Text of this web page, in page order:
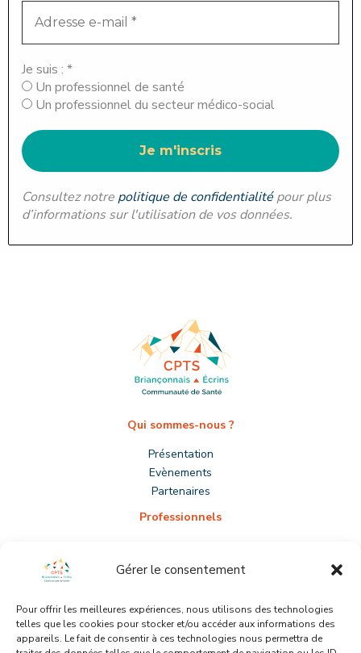
Gérer le consentement
Pour offrir les meilleures expériences, nous utilisons des technologies
telles que les cookies pour stocker et/ou accéder aux informations des
appareils. Le fait de consentir à ces technologies nous permettra de
Je suis : *
Un professionnel de santé
Un professionnel du secteur médico-social
Consultez notre politique de confidentialitépour plus
d’informations sur l'utilisation de vos données.
Qui sommes-nous ?
Présentation
Evènements
Partenaires
Professionnels
Prévenir le burn-out
Patients